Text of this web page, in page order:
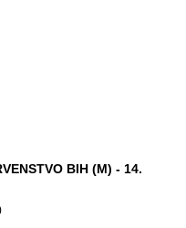
BIH (M) - 14.